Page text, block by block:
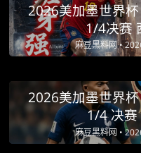
2026美加墨世界
麻豆黑料网 •
2026美加墨世界
麻豆黑料网 •